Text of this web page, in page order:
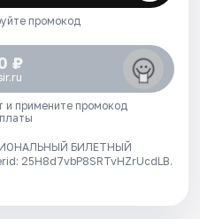
промокод
₽
и примените промокод
БИЛЕТНЫЙ
25H8d7vbP8SRTvHZrUcdLB.